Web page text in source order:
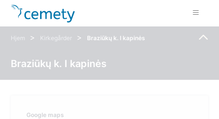
Hjem > Kirkegårder > Braziūkų k. I kapinės
Braziūkų k. I kapinės
Google maps